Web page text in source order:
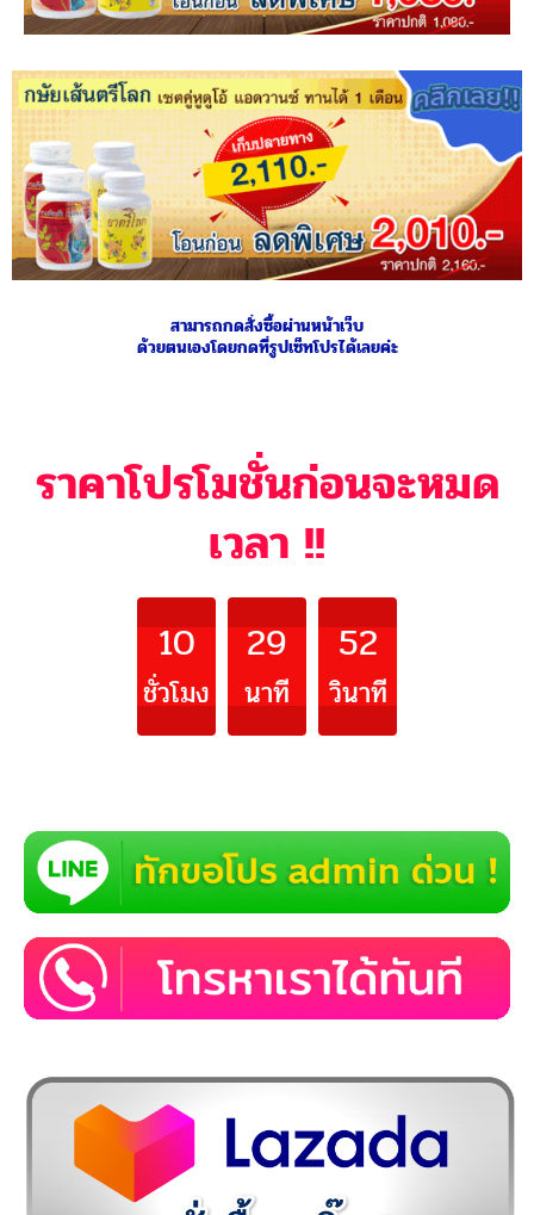
สามารถกดสั่งซื้อผ่านหน้าเว็บ
ด้วยตนเองโดยกดที่รูปเซ็ทโปรได้เลยค่ะ
ราคาโปรโมชั่นก่อนจะหมด
เวลา !!
10
ชั่วโมง
29
นาที
49
วินาที